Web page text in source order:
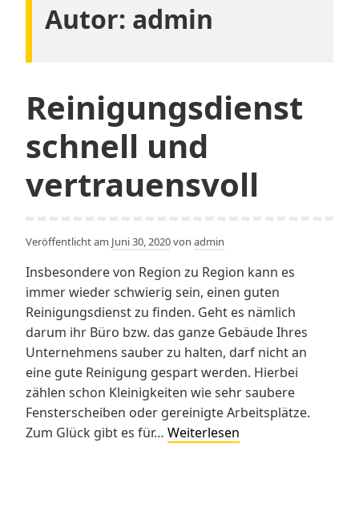
Autor: admin
Reinigungsdienst
schnell und
vertrauensvoll
Veröffentlicht am Juni 30, 2020von admin
Insbesondere von Region zu Region kann es
immer wieder schwierig sein, einen guten
Reinigungsdienst zu finden. Geht es nämlich
darum ihr Büro bzw. das ganze Gebäude Ihres
Unternehmens sauber zu halten, darf nicht an
eine gute Reinigung gespart werden. Hierbei
zählen schon Kleinigkeiten wie sehr saubere
Fensterscheiben oder gereinigte Arbeitsplätze.
Zum Glück gibt es für… Weiterlesen